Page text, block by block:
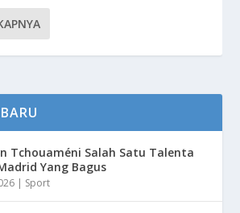
Tchouaméni Salah Satu Talenta
Yang Bagus
| Sport